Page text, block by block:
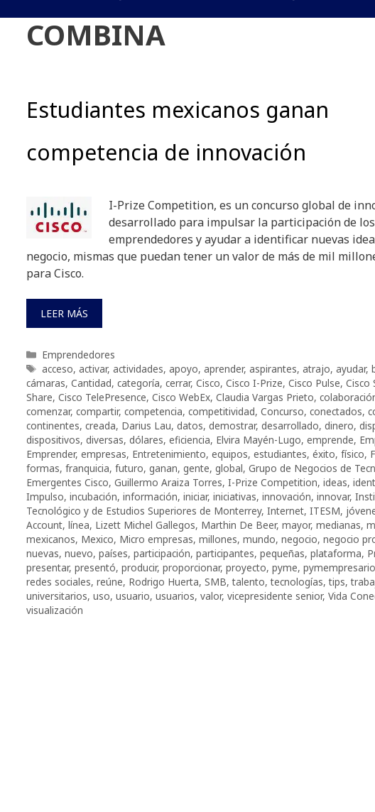
COMBINA
Estudiantes mexicanos ganan
competencia de innovación
I-Prize Competition, es un concurso global de
desarrollado para impulsar la participación de los
emprendedores y ayudar a identificar nuevas
negocio, mismas que puedan tener un valor de más de mil
para Cisco.
LEER MÁS
Categorías
Emprendedores
Etiquetas
acceso, activar, actividades, apoyo, aprender, aspirantes, atrajo, ayudar,
cámaras, Cantidad, categoría, cerrar, Cisco, Cisco I-Prize, Cisco Pulse, Cisco
Share, Cisco TelePresence, Cisco WebEx, Claudia Vargas Prieto,
comenzar, compartir, competencia, competitividad, Concurso, conectados,
continentes, creada, Darius Lau, datos, demostrar, desarrollado, dinero,
dispositivos, diversas, dólares, eficiencia, Elvira Mayén-Lugo, emprende,
Emprender, empresas, Entretenimiento, equipos, estudiantes, éxito, físico,
formas, franquicia, futuro, ganan, gente, global, Grupo de Negocios de
Emergentes Cisco, Guillermo Araiza Torres, I-Prize Competition, ideas,
Impulso, incubación, información, iniciar, iniciativas, innovación, innovar,
Tecnológico y de Estudios Superiores de Monterrey, Internet, ITESM,
Account, línea, Lizett Michel Gallegos, Marthin De Beer, mayor, medianas,
mexicanos, Mexico, Micro empresas, millones, mundo, negocio, negocio
nuevas, nuevo, países, participación, participantes, pequeñas, plataforma,
presentar, presentó, producir, proporcionar, proyecto, pyme, pymempresario
redes sociales, reúne, Rodrigo Huerta, SMB,talento,tecnologías,tips,
universitarios, uso, usuario, usuarios, valor, vicepresidente senior, Vida
visualización